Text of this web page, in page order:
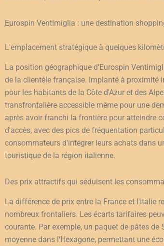
Eurospin Ventimiglia : une destination
L'emplacement stratégique à quelques
La position géographique d'Eurospin
de la clientèle française. Implanté à proximité
pour les habitants de la Côte d'Azur et des
transfrontalière accessible même pour une
après avoir franchi la frontière pour atteindre
d'accès, avec des pics de fréquentation
consommateurs d'intégrer leurs achats dans
touristique de la région italienne.
Des prix attractifs qui séduisent les
La différence de prix entre la France et l'Italie
nombreux frontaliers. Les écarts tarifaires
courante. Par exemple, un paquet de pâtes
moyenne dans l'Hexagone, permettant une